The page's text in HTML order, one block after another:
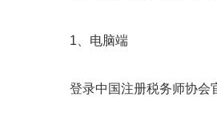
1、电脑端
登录中国注册税务师协会官